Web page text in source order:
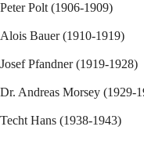
Peter Polt (1906-1909)
Alois Bauer (1910-1919)
Josef Pfandner (1919-1928)
Dr. Andreas Morsey (1929-
Techt Hans (1938-1943)